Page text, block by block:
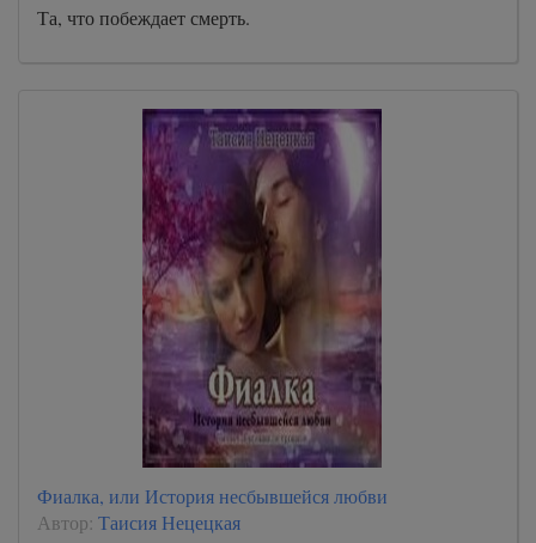
Та, что побеждает смерть.
Фиалка, или История несбывшейся любви
Автор: Таисия Нецецкая